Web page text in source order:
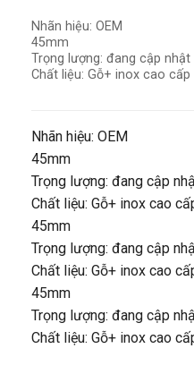
Nhãn hiệu: OEM
45mm
Trọng lượng: đang cập nhật
Chất liệu: Gỗ+ inox cao cấp
Nhãn hiệu: OEM
45mm
Trọng lượng: đang cập
Chất liệu: Gỗ+ inox cao
45mm
Trọng lượng: đang cập
Chất liệu: Gỗ+ inox cao
45mm
Trọng lượng: đang cập
Chất liệu: Gỗ+ inox cao